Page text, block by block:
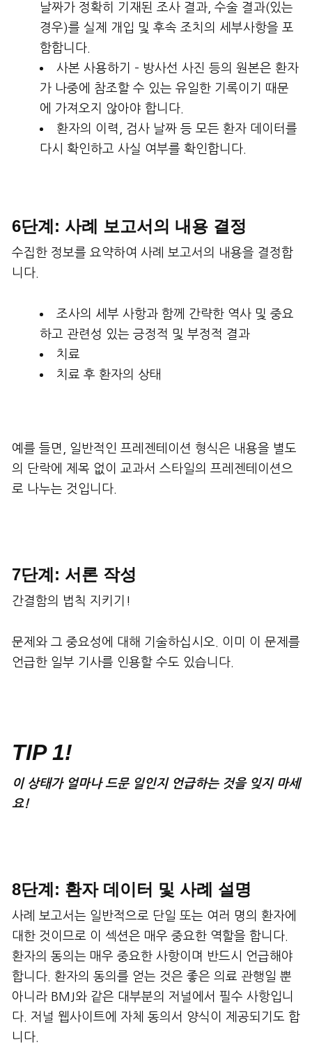
날짜가 정확히 기재된 조사 결과, 수술 결과(있는
경우)를 실제 개입 및 후속 조치의 세부사항을 포
함합니다.
사본 사용하기 – 방사선 사진 등의 원본은 환자
가 나중에 참조할 수 있는 유일한 기록이기 때문
에 가져오지 않아야 합니다.
환자의 이력, 검사 날짜 등 모든 환자 데이터를
다시 확인하고 사실 여부를 확인합니다.
6단계: 사례 보고서의 내용 결정
수집한 정보를 요약하여 사례 보고서의 내용을 결정합
니다.
조사의 세부 사항과 함께 간략한 역사 및 중요
하고 관련성 있는 긍정적 및 부정적 결과
치료
치료 후 환자의 상태
예를 들면, 일반적인 프레젠테이션 형식은 내용을 별도
의 단락에 제목 없이 교과서 스타일의 프레젠테이션으
로 나누는 것입니다.
7단계: 서론 작성
간결함의 법칙 지키기!
문제와 그 중요성에 대해 기술하십시오. 이미 이 문제를
언급한 일부 기사를 인용할 수도 있습니다.
TIP 1!
이 상태가 얼마나 드문 일인지 언급하는 것을 잊지 마세
요!
8단계: 환자 데이터 및 사례 설명
사례 보고서는 일반적으로 단일 또는 여러 명의 환자에
대한 것이므로 이 섹션은 매우 중요한 역할을 합니다.
환자의 동의는 매우 중요한 사항이며 반드시 언급해야
합니다. 환자의 동의를 얻는 것은 좋은 의료 관행일 뿐
아니라 BMJ와 같은 대부분의 저널에서 필수 사항입니
다. 저널 웹사이트에 자체 동의서 양식이 제공되기도 합
니다.